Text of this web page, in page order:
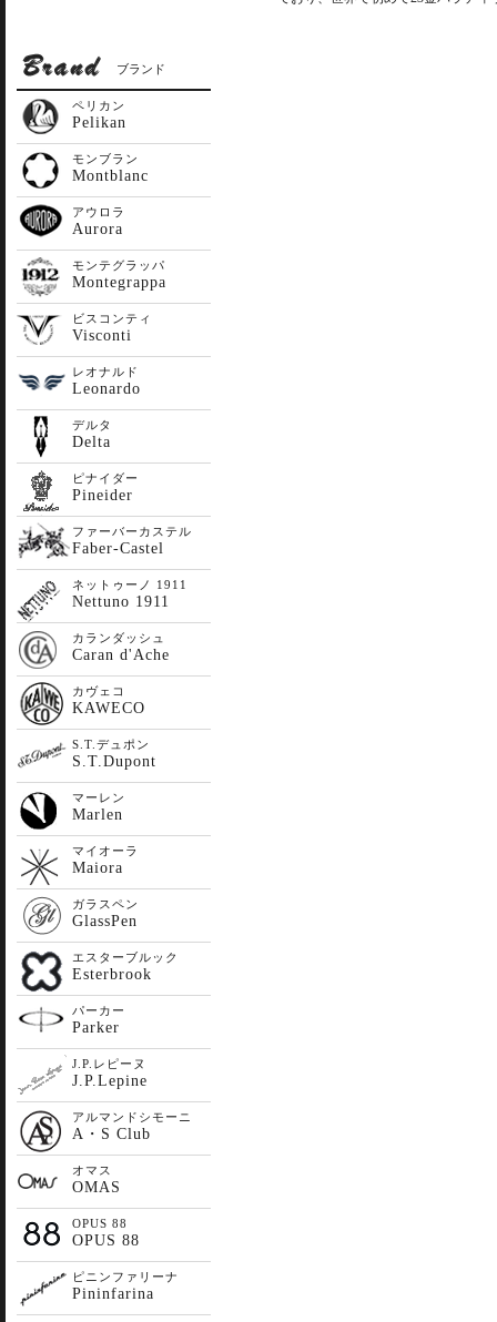
ブランド
ペリカン
Pelikan
モンブラン
Montblanc
アウロラ
Aurora
モンテグラッパ
Montegrappa
ビスコンティ
Visconti
レオナルド
Leonardo
デルタ
Delta
ピナイダー
Pineider
ファーバーカステル
Faber-Castel
ネットゥーノ 1911
Nettuno 1911
カランダッシュ
Caran d'Ache
カヴェコ
KAWECO
S.T.デュポン
S.T.Dupont
マーレン
Marlen
マイオーラ
Maiora
ガラスペン
GlassPen
エスターブルック
Esterbrook
パーカー
Parker
J.P.レピーヌ
J.P.Lepine
アルマンドシモーニ
A・S Club
オマス
OMAS
OPUS 88
OPUS 88
ピニンファリーナ
Pininfarina